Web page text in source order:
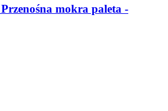
mokra paleta -